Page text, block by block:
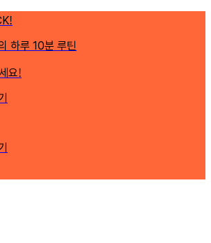
하루 10분 루틴
요!